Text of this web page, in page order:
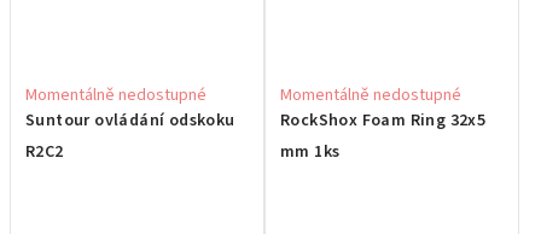
Suntour ovládání odskoku
R2C2
Momentálně nedostupné
RockShox Foam Ring 32x5
mm 1ks
Momentálně nedostupné